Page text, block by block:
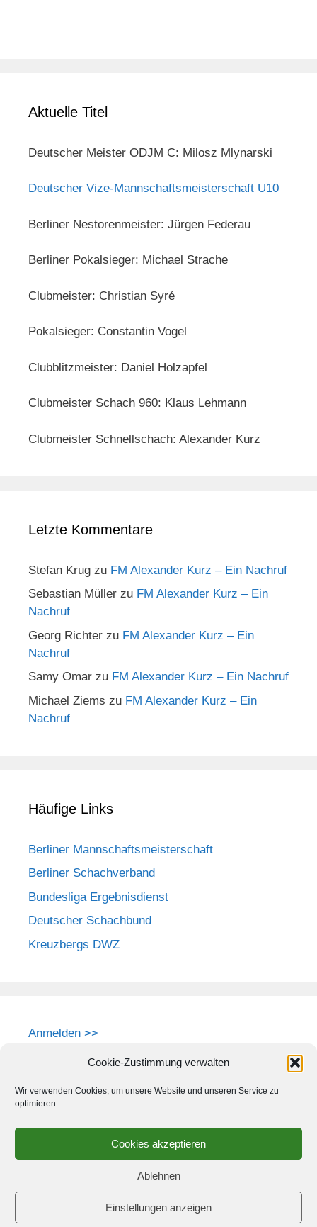
Cookie-Zustimmung verwalten
Wir verwenden Cookies, um unsere Website und unseren Service zu
optimieren.
Cookies akzeptieren
Ablehnen
Einstellungen anzeigen
Aktuelle Titel
Deutscher Meister ODJM C: Milosz Mlynarski
Deutscher Vize-Mannschaftsmeisterschaft U10
Berliner Nestorenmeister: Jürgen Federau
Berliner Pokalsieger: Michael Strache
Clubmeister: Christian Syré
Pokalsieger: Constantin Vogel
Clubblitzmeister: Daniel Holzapfel
Clubmeister Schach 960: Klaus Lehmann
Clubmeister Schnellschach: Alexander Kurz
Letzte Kommentare
Stefan Krug zu FM Alexander Kurz – Ein Nachruf
Sebastian Müller zu FM Alexander Kurz – Ein
Nachruf
Georg Richter zu FM Alexander Kurz – Ein
Nachruf
Samy Omar zu FM Alexander Kurz – Ein Nachruf
Michael Ziems zu FM Alexander Kurz – Ein
Nachruf
Häufige Links
Berliner Mannschaftsmeisterschaft
Berliner Schachverband
Bundesliga Ergebnisdienst
Deutscher Schachbund
Kreuzbergs DWZ
Anmelden >>
© 2026 Schach-Club Kreuzberg e.V. GeneratePress